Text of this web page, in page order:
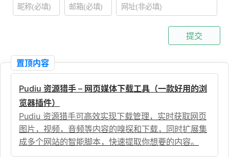
提交
置顶内容
Pudiu 资源猎手 – 网页媒体下载工具（一款好用的浏
览器插件）
Pudiu 资源猎手可高效实现下载管理，实时获取网页
图片，视频，音频等内容的嗅探和下载，同时扩展集
成多个网站的智能脚本，快速提取你想要的内容。